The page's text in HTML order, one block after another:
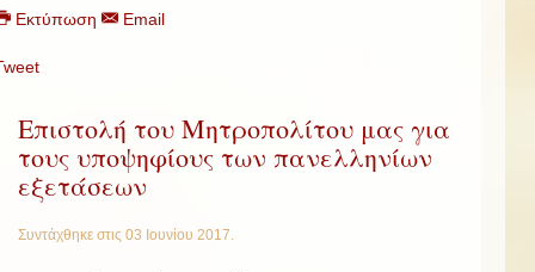
Εκτύπωση Email
Επιστολή του Μητροπολίτου μας για
τους υποψηφίους των πανελληνίων
εξετάσεων
Συντάχθηκε στις 03 Ιουνίου 2017.